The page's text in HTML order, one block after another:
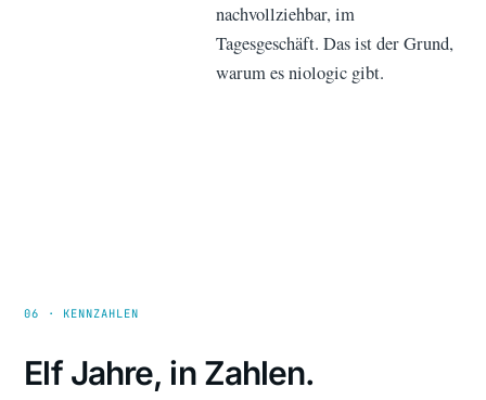
nachvollziehbar, im
Tagesgeschäft. Das ist der Grund,
warum es niologic gibt.
06 · KENNZAHLEN
Elf Jahre, in Zahlen.